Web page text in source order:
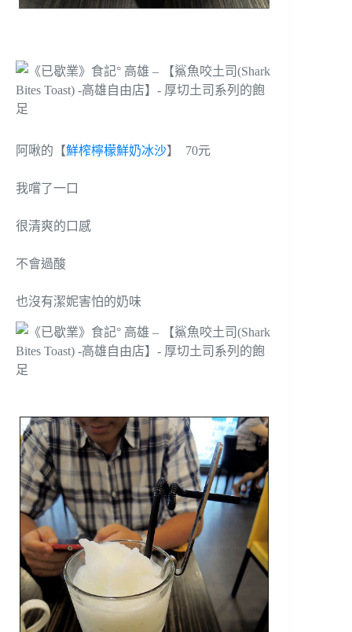
阿啾的【鮮榨檸檬鮮奶冰沙】 70元
我嚐了一口
很清爽的口感
不會過酸
也沒有潔妮害怕的奶味